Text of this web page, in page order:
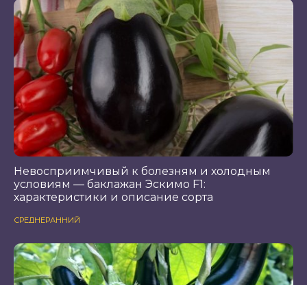
Невосприимчивый к болезням и холодным
условиям — баклажан Эскимо F1:
характеристики и описание сорта
СРЕДНЕРАННИЙ